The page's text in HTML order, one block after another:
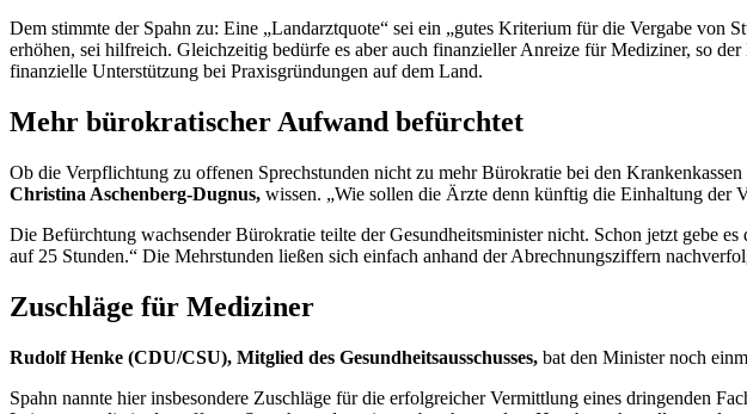
Dem stimmte der Spahn zu: Eine „Landarztquote“ sei ein „gutes Kriterium für die Vergabe
erhöhen, sei hilfreich. Gleichzeitig bedürfe es aber auch finanzieller Anreize für Mediziner, so
finanzielle Unterstützung bei Praxisgründungen auf dem Land.
Mehr bürokratischer Aufwand befürchtet
Ob die Verpflichtung zu offenen Sprechstunden nicht zu mehr Bürokratie bei den
Christina Aschenberg-Dugnus, wissen. „Wie sollen die Ärzte denn künftig die Einhaltung der
Die Befürchtung wachsender Bürokratie teilte der Gesundheitsminister nicht. Schon jetzt gebe
auf 25 Stunden.“ Die Mehrstunden ließen sich einfach anhand der Abrechnungsziffern
Zuschläge für Mediziner
Rudolf Henke (CDU/CSU), Mitglied des Gesundheitsausschusses, bat den Minister noch
Spahn nannte hier insbesondere Zuschläge für die erfolgreicher Vermittlung eines dringenden